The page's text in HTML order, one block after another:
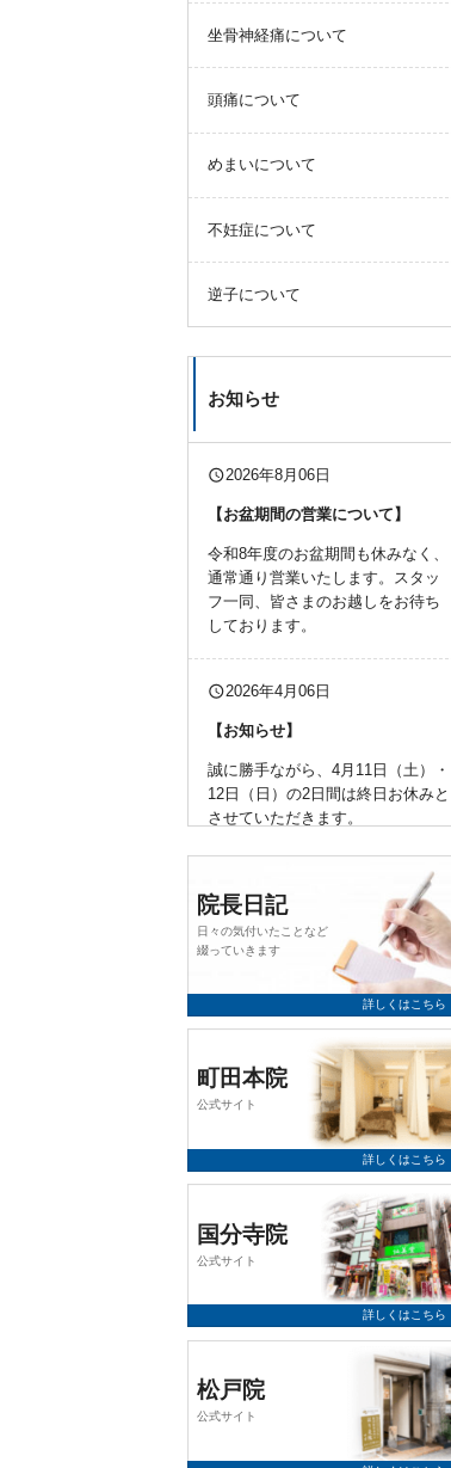
坐骨神経痛について
頭痛について
めまいについて
不妊症について
逆子について
お知らせ
query_builder2026年8月06日
【お盆期間の営業について】
令和8年度のお盆期間も休みなく、
通常通り営業いたします。スタッ
フ一同、皆さまのお越しをお待ち
しております。
query_builder2026年4月06日
【お知らせ】
誠に勝手ながら、4月11日（土）・
12日（日）の2日間は終日お休みと
させていただきます。
何卒、よろしくお願い申し上げま
query_builder2026年2月24日
誠に勝手ながら、令和8年3月7日
（土）は終日お休みとさせていた
だきます。
何卒、よろしくお願い申し上げま
2025年12月10日
【年末年始 休業のお知らせ】
令和7年12月31日（水）～ 令和8年
1月5日（月）まで終日休業とさせ
ていただきます。 年始は1月6日
（火）より通常通り営業いたしま
す。
何卒、よろしくお願い申し上げま
院長日記
日々の気付いたことなど
綴っていきます
詳しくはこちら
町田本院
公式サイト
詳しくはこちら
国分寺院
公式サイト
詳しくはこちら
松戸院
公式サイト